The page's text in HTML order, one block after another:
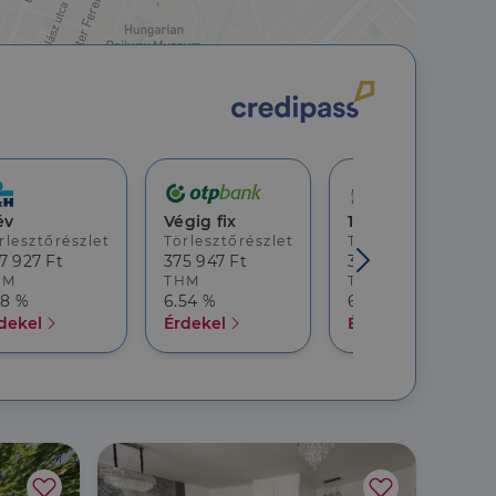
927 Ft
%
Végig fix
Törlesztőrészlet
375 947 Ft
THM
6.54 %
Érdekel
10 év
Törlesztőrészlet
369 482 Ft
THM
6.68 %
Érdekel
való
látogatói cookie-
a Cookie-
hogy a tárolt